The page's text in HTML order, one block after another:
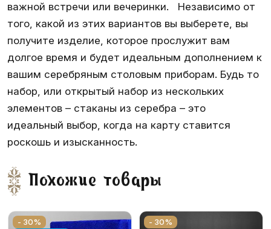
важной встречи или вечеринки. Независимо от
того, какой из этих вариантов вы выберете, вы
получите изделие, которое прослужит вам
долгое время и будет идеальным дополнением к
вашим серебряным столовым приборам. Будь то
набор, или открытый набор из нескольких
элементов – стаканы из серебра – это
идеальный выбор, когда на карту ставится
роскошь и изысканность.
Похожие товары
- 30%
- 30%